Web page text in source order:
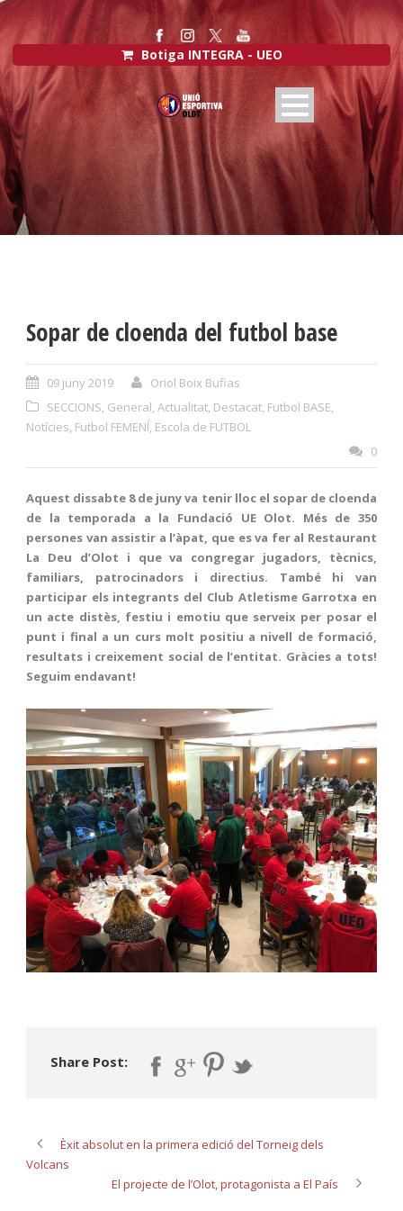
Botiga INTEGRA - UEO
Sopar de cloenda del futbol base
09 juny 2019
Oriol Boix Bufias
SECCIONS, General, Actualitat, Destacat, Futbol BASE,
Notícies, Futbol FEMENÍ, Escola de FUTBOL
0
Aquest dissabte 8 de juny va tenir lloc el sopar de cloenda
de la temporada a la Fundació UE Olot. Més de 350
persones van assistir a l’àpat, que es va fer al Restaurant
La Deu d’Olot i que va congregar jugadors, tècnics,
familiars, patrocinadors i directius. També hi van
participar els integrants del Club Atletisme Garrotxa en
un acte distès, festiu i emotiu que serveix per posar el
punt i final a un curs molt positiu a nivell de formació,
resultats i creixement social de l’entitat. Gràcies a tots!
Seguim endavant!
Share Post:
Èxit absolut en la primera edició del Torneig dels
Volcans
El projecte de l’Olot, protagonista a El País